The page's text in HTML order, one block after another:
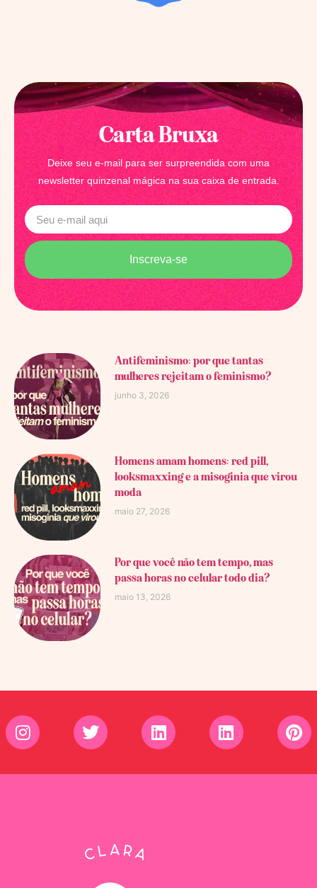
Carta Bruxa
Deixe seu e-mail para ser surpreendida com uma
newsletter quinzenal mágica na sua caixa de entrada.
Inscreva-se
Antifeminismo: por que tantas
mulheres rejeitam o feminismo?
junho 3, 2026
Homens amam homens: red pill,
looksmaxxing e a misoginia que virou
moda
maio 27, 2026
Por que você não tem tempo, mas
passa horas no celular todo dia?
maio 13, 2026